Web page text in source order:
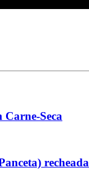
Carne-Seca
recheada